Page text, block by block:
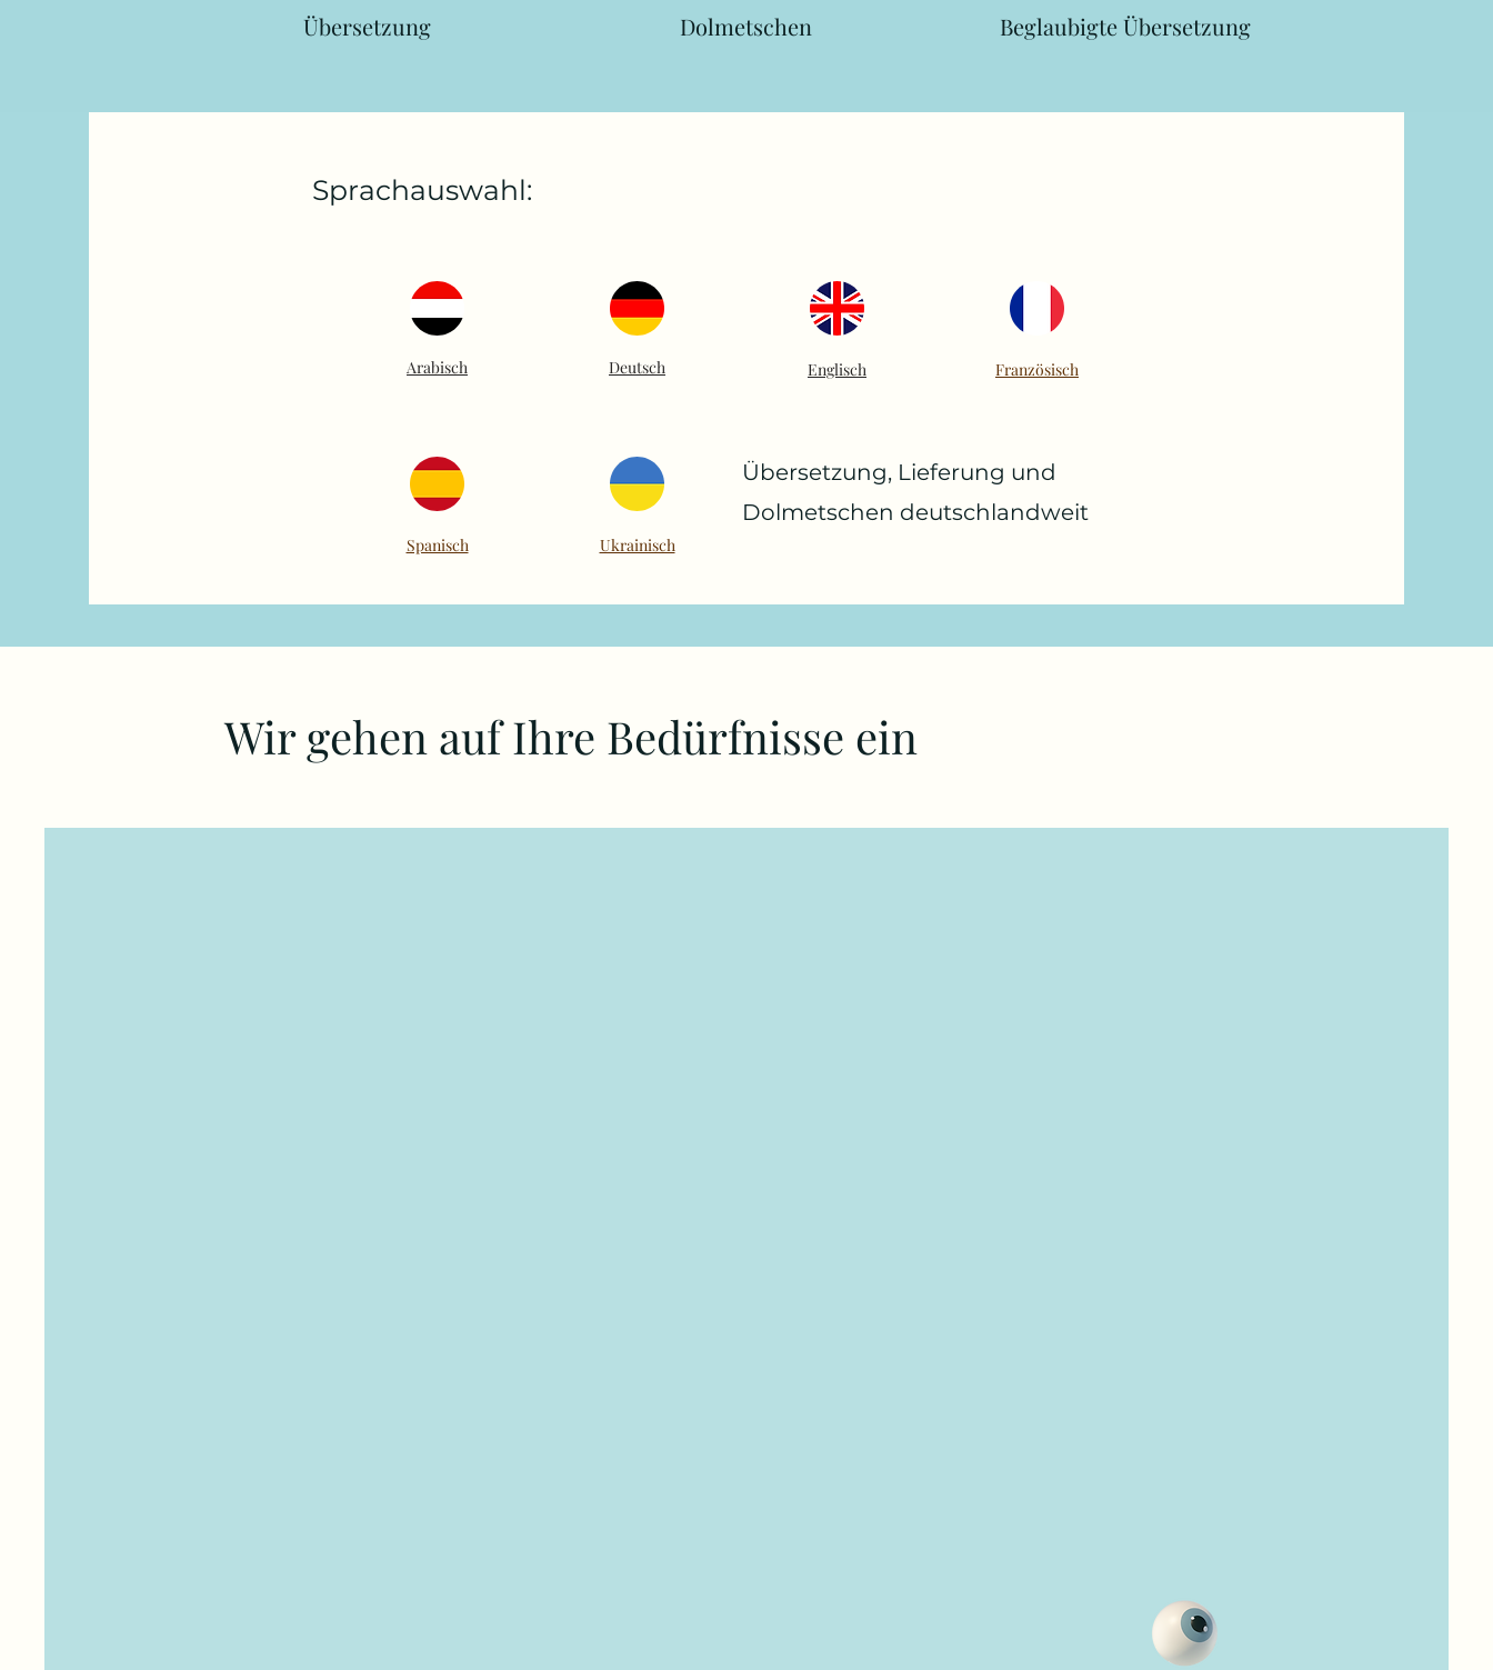
Übersetzung Dolmetschen Beglaubigte Übersetzung
Sprachauswahl:
Arabisch
Spanisch
Deutsch
Ukrainisch
Englisch Französisch
Übersetzung, Lieferung und
Dolmetschen deutschlandweit
Wir gehen auf Ihre Bedürfnisse ein